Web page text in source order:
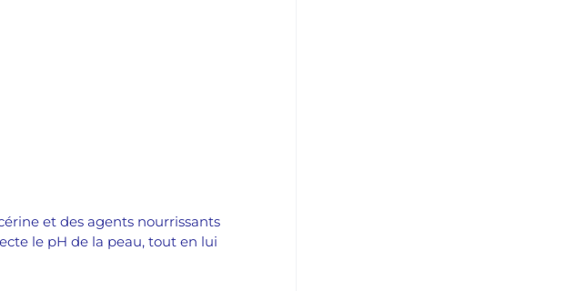
et des agents nourrissants
le pH de la peau, tout en lui